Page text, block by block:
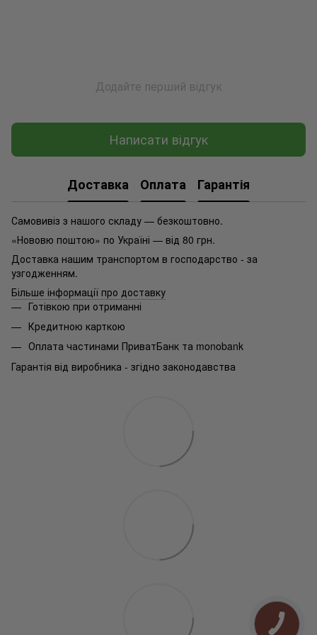
Додайте перший відгук
Написати відгук
Доставка Оплата Гарантія
Самовивіз з нашого складу — безкоштовно.
«Нововю поштою» по Україні — від 80 грн.
Доставка нашим транспортом в господарство - за
узгодженням.
Більше інформації про доставку
Готівкою при отриманні
Кредитною карткою
Оплата частинами ПриватБанк та monobank
Гарантія від виробника - згідно законодавства